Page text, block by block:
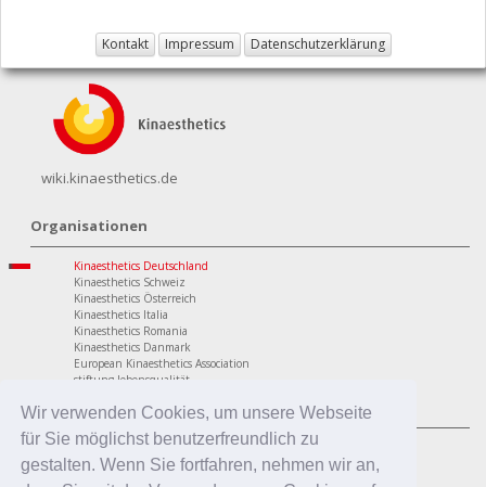
Wir verwenden Cookies, um unsere Webseite
für Sie möglichst benutzerfreundlich zu
gestalten. Wenn Sie fortfahren, nehmen wir an,
Kontakt Impressum Datenschutzerklärung
wiki.kinaesthetics.de
Organisationen
Kinaesthetics Deutschland
Kinaesthetics Schweiz
Kinaesthetics Österreich
Kinaesthetics Italia
Kinaesthetics Romania
Kinaesthetics Danmark
European Kinaesthetics Association
stiftung lebensqualität
Programme
personaler Bereich
Kinaesthetics Lebensqualität im Alter